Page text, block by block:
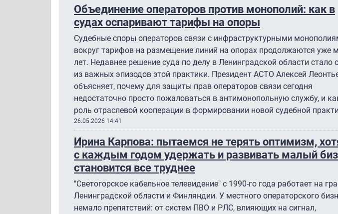
Объединение операторов против монополий: как в
судах оспаривают тарифы на опоры
Судебные споры операторов связи с инфраструктурными
вокруг тарифов на размещение линий на опорах продолжаются уже
лет. Недавнее решение суда по делу в Ленинградской области стало
из важных эпизодов этой практики. Президент АСТО Алексей
объясняет, почему для защиты прав операторов связи сегодня
недостаточно просто пожаловаться в антимонопольную службу, и
роль отраслевой кооперации в формировании новой судебной
26.05.2026 14:41
Ирина Карпова: пытаемся не терять оптимизм,
с каждым годом удержать и развивать малый
становится все труднее
"Светогорское кабельное телевидение" с 1990-го года работает на
Ленинградской области и Финляндии. У местного операторского
немало препятствий: от систем ПВО и РЛС, влияющих на сигнал,